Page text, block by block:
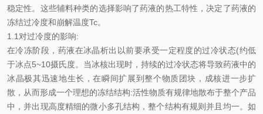
稳定性。这些辅料种类的选择影响了药液的热工特性，决定了药液的
冻结过冷度和崩解温度Tc。
1.1对过冷度的影响:
在冷冻阶段，药液在冰晶析出以前要承受一定程度的过冷状态(约低
于冰点5~10摄氏度。当冰核出现时，持续的过冷状态将导致药液中的
冰晶极其迅速地生长，在瞬间扩展到整个物质团块，成核进一步扩
散，从而形成一个理想的冻结结构:活性物质有规律地散布于整个产品
中，并出现高度精细的微小多孔结构，整个结构有规则并且均一。如